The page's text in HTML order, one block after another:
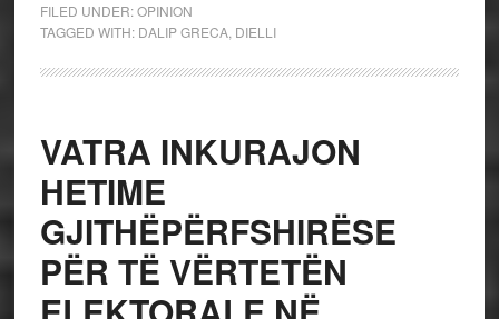
FILED UNDER:OPINION
TAGGED WITH: DALIP GRECA, DIELLI
VATRA INKURAJON
HETIME
GJITHËPËRFSHIRËSE
PËR TË VËRTETËN